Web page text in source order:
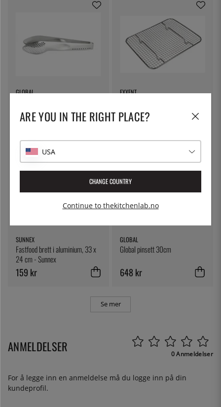
GLOBAL
- Global
461 kr
EXXENT
384 kr
SUNNEX
Fastfood brett i aluminium, 33 x
24 cm - Sunnex
159 kr
GLOBAL
Global pinsett 30cm
648 kr
Se mer
ANMELDELSER 0 Anmeldelser
For å legge inn en anmeldelse må du logge inn på din
kundeprofil.
ARE YOU IN THE RIGHT PLACE?
USA
CHANGE COUNTRY
Continue to thekitchenlab.no